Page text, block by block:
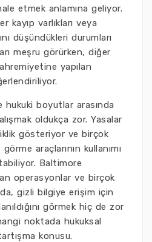
etmek anlamına geliyor.
kayıp varlıkları veya
düşündükleri durumları
meşru görürken, diğer
yapılan
boyutlar arasında
oldukça zor. Yasalar
gösteriyor ve birçok
araçlarının kullanımı
Baltimore
operasyonlar ve birçok
gizli bilgiye erişim için
görmek hiç de zor
noktada hukuksal
konusu.